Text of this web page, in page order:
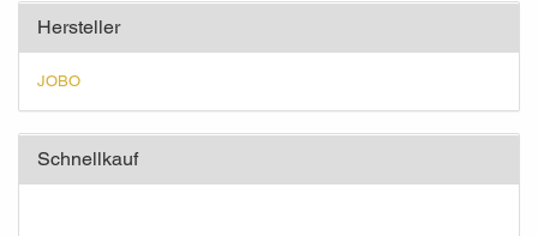
Hersteller
JOBO
Schnellkauf